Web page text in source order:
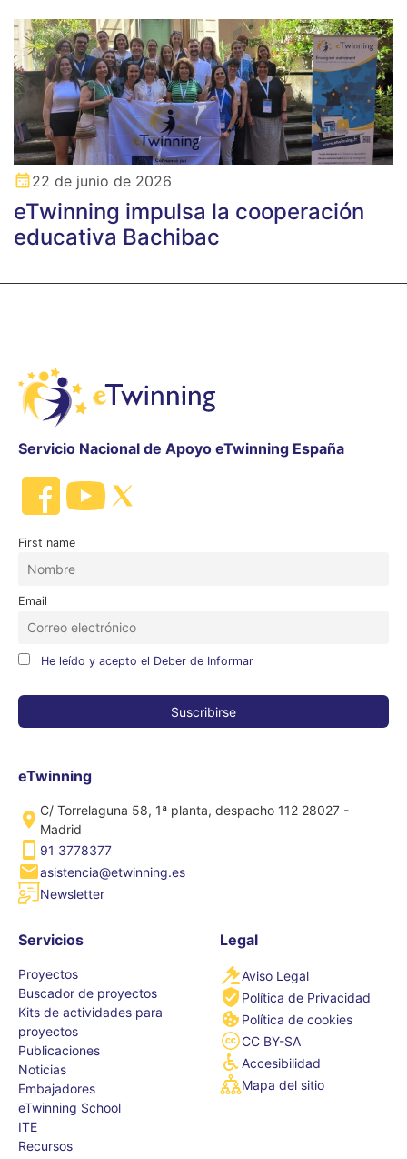
22 de junio de 2026
eTwinning impulsa la cooperación
educativa Bachibac
Servicio Nacional de Apoyo eTwinning España
First name
Email
He leído y acepto el Deber de Informar
eTwinning
C/ Torrelaguna 58, 1ª planta, despacho 112 28027 -
Madrid
91 3778377
asistencia@etwinning.es
Newsletter
Servicios
Proyectos
Buscador de proyectos
Kits de actividades para
proyectos
Publicaciones
Noticias
Embajadores
eTwinning School
ITE
Recursos
Legal
Aviso Legal
Política de Privacidad
Política de cookies
CC BY-SA
Accesibilidad
Mapa del sitio